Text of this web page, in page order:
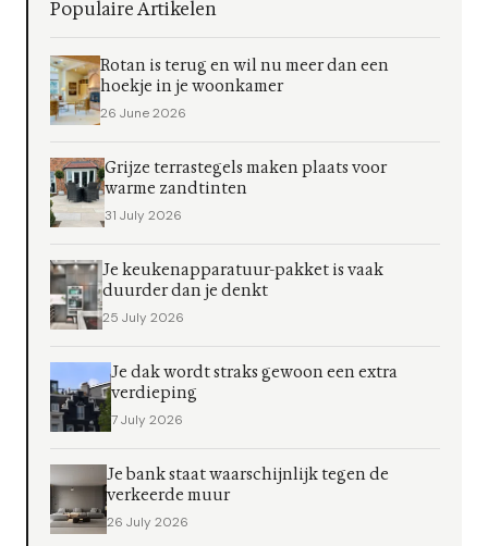
Populaire Artikelen
Rotan is terug en wil nu meer dan een
hoekje in je woonkamer
26 June 2026
Grijze terrastegels maken plaats voor
warme zandtinten
31 July 2026
Je keukenapparatuur-pakket is vaak
duurder dan je denkt
25 July 2026
Je dak wordt straks gewoon een extra
verdieping
7 July 2026
Je bank staat waarschijnlijk tegen de
verkeerde muur
26 July 2026